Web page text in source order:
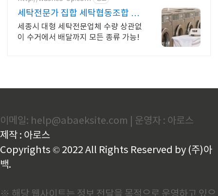
세탁전문가 집합 세탁협동조합 대
량OK 수거에서 배달까지
세종시 대형 세탁전문업체 수량 상관없
이 수거에서 배달까지 모든 종류 가능!
이메일: help@abaeksite.com | 운영자 : 아로스
제작 : 아로스
Copyrights © 2022 All Rights Reserved by (주)아
백.